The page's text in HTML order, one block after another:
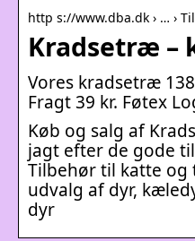
http s://www.dba.dk › … ›
Kradsetræ –
Vores kradsetræ
Fragt 39 kr. Føtex
Køb og salg af
jagt efter de gode
Tilbehør til katte og
udvalg af dyr,
dyr